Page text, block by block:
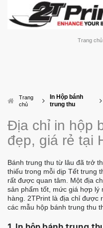
Trang chủ
Trang
chủ
In Hộp bánh
trung thu
Địa chỉ in hộp
đẹp, giá rẻ tại
Bánh trung thu từ lâu đã trở
thiếu trong mỗi dịp Tết trung
rất được quan tâm. Một địa
sản phẩm tốt, mức giá hợp lý
hàng. 2TPrint là địa chỉ được
các mẫu hộp bánh trung thu